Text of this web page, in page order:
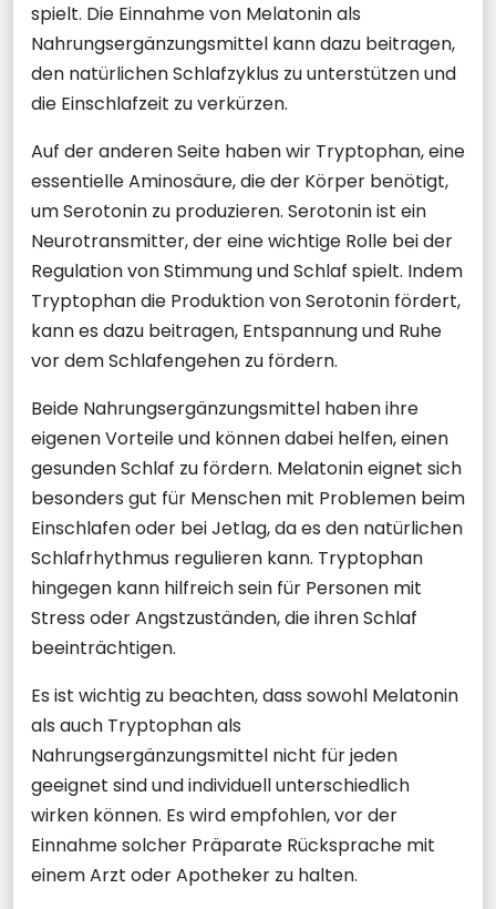
spielt. Die Einnahme von Melatonin als
Nahrungsergänzungsmittel kann dazu beitragen,
den natürlichen Schlafzyklus zu unterstützen und
die Einschlafzeit zu verkürzen.
Auf der anderen Seite haben wir Tryptophan, eine
essentielle Aminosäure, die der Körper benötigt,
um Serotonin zu produzieren. Serotonin ist ein
Neurotransmitter, der eine wichtige Rolle bei der
Regulation von Stimmung und Schlaf spielt. Indem
Tryptophan die Produktion von Serotonin fördert,
kann es dazu beitragen, Entspannung und Ruhe
vor dem Schlafengehen zu fördern.
Beide Nahrungsergänzungsmittel haben ihre
eigenen Vorteile und können dabei helfen, einen
gesunden Schlaf zu fördern. Melatonin eignet sich
besonders gut für Menschen mit Problemen beim
Einschlafen oder bei Jetlag, da es den natürlichen
Schlafrhythmus regulieren kann. Tryptophan
hingegen kann hilfreich sein für Personen mit
Stress oder Angstzuständen, die ihren Schlaf
beeinträchtigen.
Es ist wichtig zu beachten, dass sowohl Melatonin
als auch Tryptophan als
Nahrungsergänzungsmittel nicht für jeden
geeignet sind und individuell unterschiedlich
wirken können. Es wird empfohlen, vor der
Einnahme solcher Präparate Rücksprache mit
einem Arzt oder Apotheker zu halten.